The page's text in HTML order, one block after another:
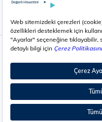
İşaret Dili Çevirisi
Çerez Ayarları